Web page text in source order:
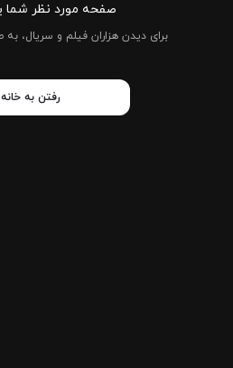
صفحه مورد نظر شما
برای دیدن هزاران فیلم و سریال، به
رفتن به خانه